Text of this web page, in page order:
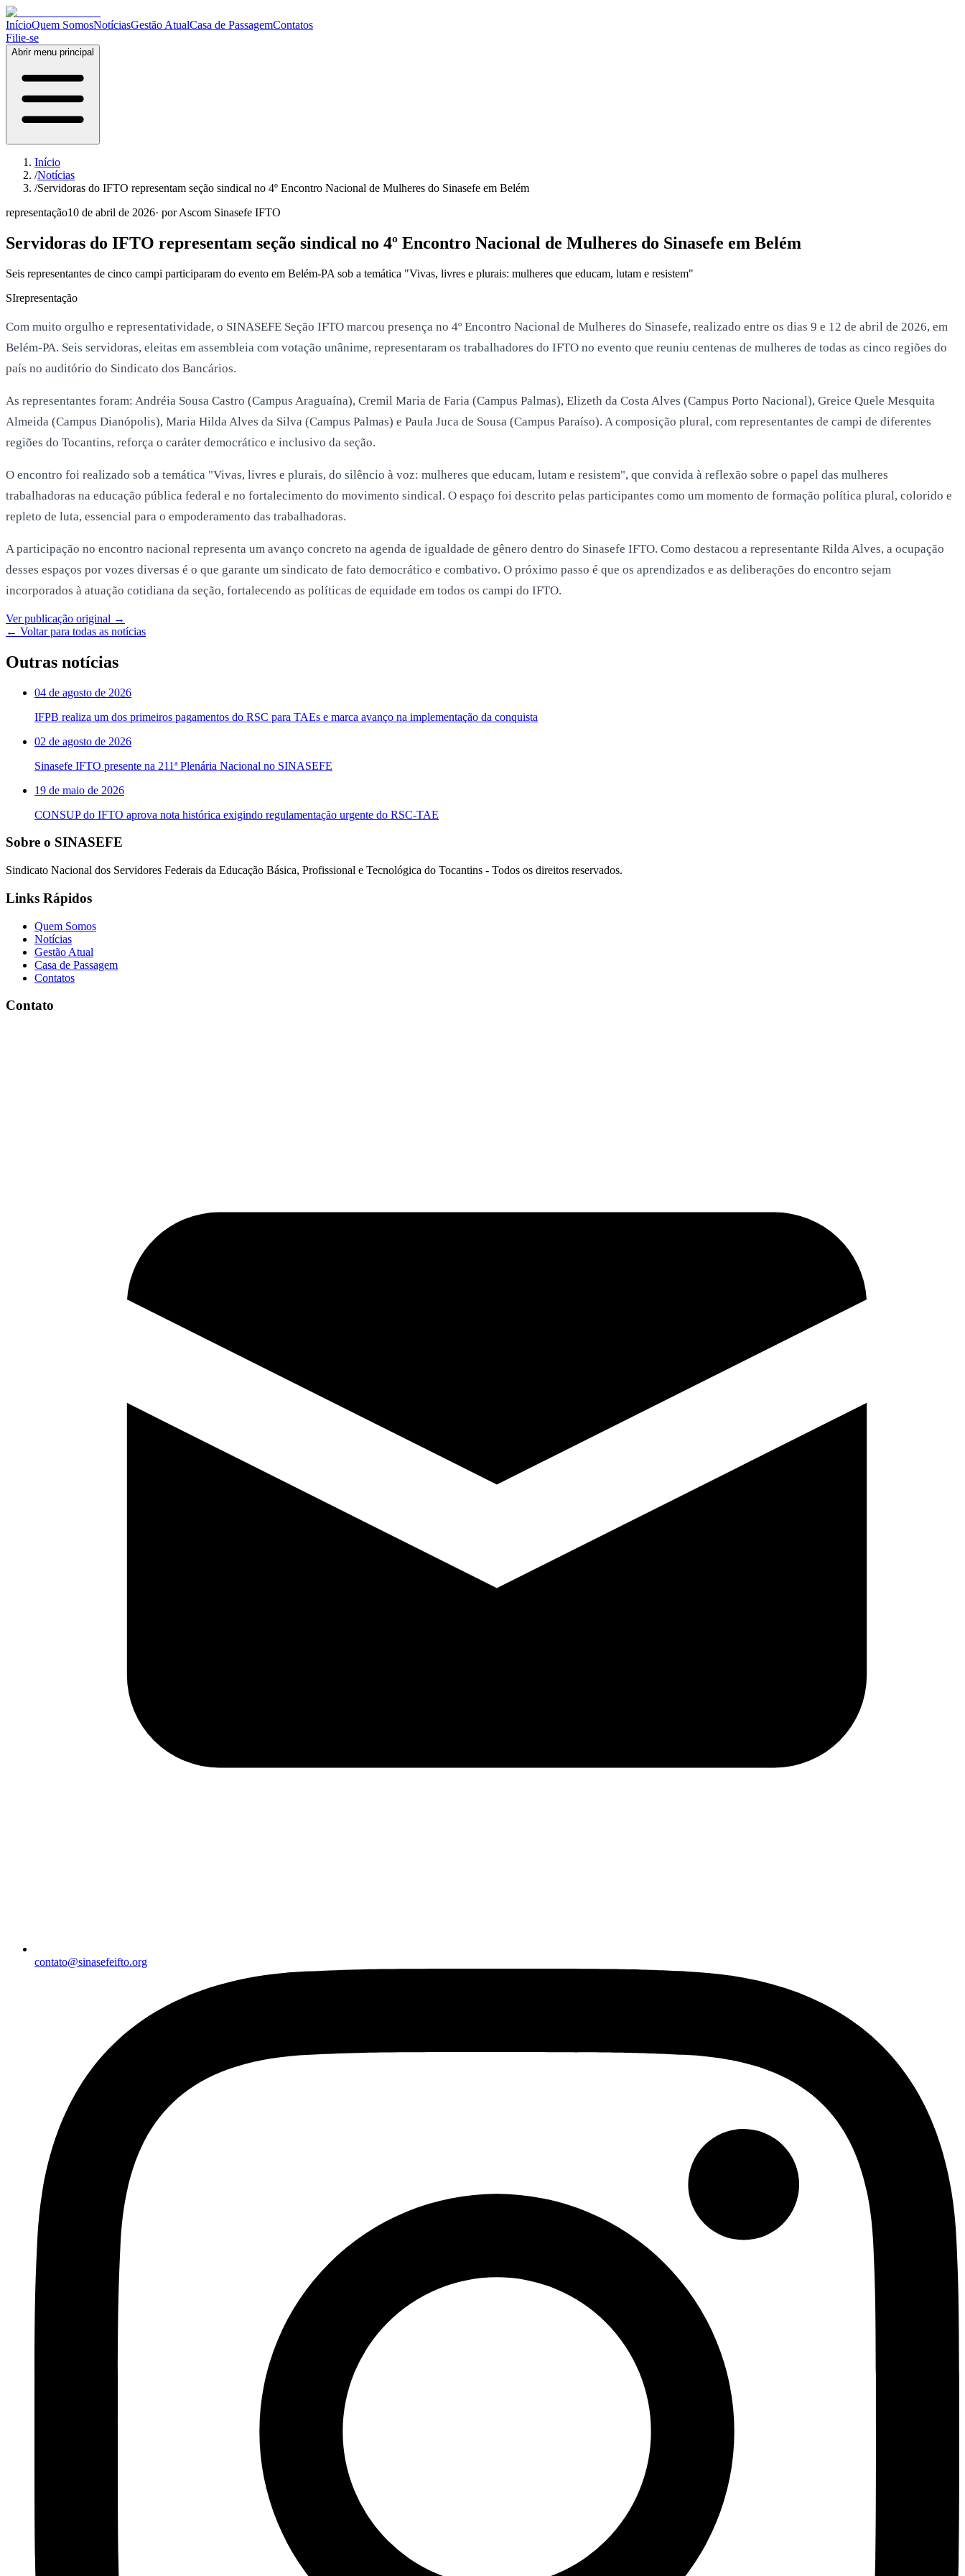
InícioQuem SomosNotíciasGestão AtualCasa de PassagemContatos
Filie-se
Abrir menu principal
Início
/Notícias
/Servidoras do IFTO representam seção sindical no 4º Encontro Nacional de Mulheres do Sinasefe em Belém
representação10 de abril de 2026· porAscom Sinasefe IFTO
Servidoras do IFTO representam seção sindical no 4º Encontro Nacional de Mulheres do Sinasefe em Belém
Seis representantes de cinco campi participaram do evento em Belém-PA sob a temática "Vivas, livres e plurais: mulheres que educam, lutam e resistem"
SIrepresentação
Com muito orgulho e representatividade, o SINASEFE Seção IFTO marcou presença no 4º Encontro Nacional de Mulheres do Sinasefe, realizado entre os dias 9 e 12 de abril de 2026, em
Belém-PA. Seis servidoras, eleitas em assembleia com votação unânime, representaram os trabalhadores do IFTO no evento que reuniu centenas de mulheres de todas as cinco regiões do
país no auditório do Sindicato dos Bancários.
As representantes foram: Andréia Sousa Castro (Campus Araguaína), Cremil Maria de Faria (Campus Palmas), Elizeth da Costa Alves (Campus Porto Nacional), Greice Quele Mesquita
Almeida (Campus Dianópolis), Maria Hilda Alves da Silva (Campus Palmas) e Paula Juca de Sousa (Campus Paraíso). A composição plural, com representantes de campi de diferentes
regiões do Tocantins, reforça o caráter democrático e inclusivo da seção.
O encontro foi realizado sob a temática "Vivas, livres e plurais, do silêncio à voz: mulheres que educam, lutam e resistem", que convida à reflexão sobre o papel das mulheres
trabalhadoras na educação pública federal e no fortalecimento do movimento sindical. O espaço foi descrito pelas participantes como um momento de formação política plural, colorido e
repleto de luta, essencial para o empoderamento das trabalhadoras.
A participação no encontro nacional representa um avanço concreto na agenda de igualdade de gênero dentro do Sinasefe IFTO. Como destacou a representante Rilda Alves, a ocupação
desses espaços por vozes diversas é o que garante um sindicato de fato democrático e combativo. O próximo passo é que os aprendizados e as deliberações do encontro sejam
incorporados à atuação cotidiana da seção, fortalecendo as políticas de equidade em todos os campi do IFTO.
Ver publicação original →
← Voltar para todas as notícias
Outras notícias
04 de agosto de 2026
IFPB realiza um dos primeiros pagamentos do RSC para TAEs e marca avanço na implementação da conquista
02 de agosto de 2026
Sinasefe IFTO presente na 211ª Plenária Nacional no SINASEFE
19 de maio de 2026
CONSUP do IFTO aprova nota histórica exigindo regulamentação urgente do RSC-TAE
Sobre o SINASEFE
Sindicato Nacional dos Servidores Federais da Educação Básica, Profissional e Tecnológica do Tocantins - Todos os direitos reservados.
Links Rápidos
Quem Somos
Notícias
Gestão Atual
Casa de Passagem
Contatos
Contato
contato@sinasefeifto.org